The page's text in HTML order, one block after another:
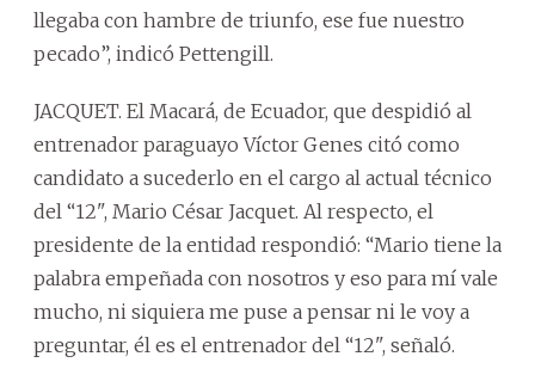
llegaba con hambre de triunfo, ese fue nuestro
pecado”, indicó Pettengill.
JACQUET. El Macará, de Ecuador, que despidió al
entrenador paraguayo Víctor Genes citó como
candidato a sucederlo en el cargo al actual técnico
del “12", Mario César Jacquet. Al respecto, el
presidente de la entidad respondió: “Mario tiene la
palabra empeñada con nosotros y eso para mí vale
mucho, ni siquiera me puse a pensar ni le voy a
preguntar, él es el entrenador del “12", señaló.